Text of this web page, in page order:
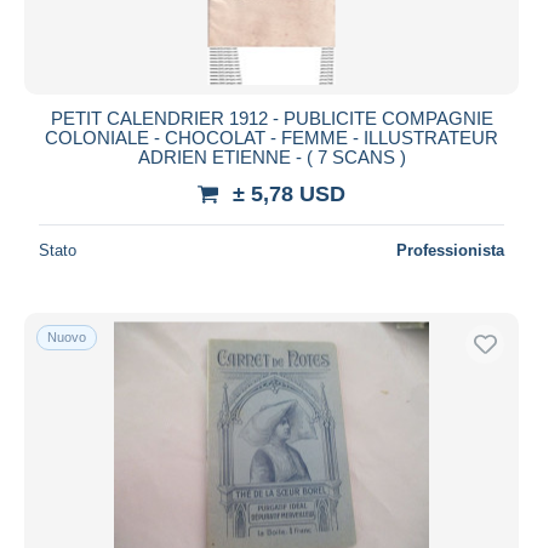
Chiude fra
Dalle USD
Metodi di pagamento
Bonifico bancario
Mastercard
PETIT CALENDRIER 1912 - PUBLICITE COMPAGNIE
COLONIALE - CHOCOLAT - FEMME - ILLUSTRATEUR
ADRIEN ETIENNE - ( 7 SCANS )
± 5,78 USD
Stato Professionista
Nuovo